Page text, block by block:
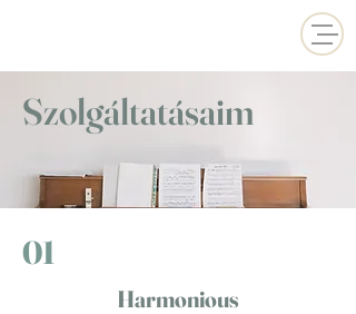
Szolgáltatásaim
01
Harmonious